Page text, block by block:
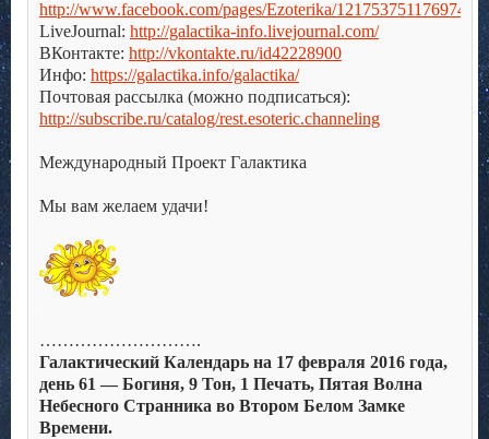
http://www.facebook.com/pages/Ezoterika/121753751176974
LiveJournal: http://galactika-info.livejournal.com/
ВКонтакте: http://vkontakte.ru/id42228900
Инфо: https://galactika.info/galactika/
Почтовая рассылка (можно подписаться):
http://subscribe.ru/catalog/rest.esoteric.channeling
Международный Проект Галактика
Мы вам желаем удачи!
……………………….
Галактический Календарь на 17 февраля 2016 года,
день 61 — Богиня, 9 Тон, 1 Печать, Пятая Волна
Небесного Странника во Втором Белом Замке
Времени.